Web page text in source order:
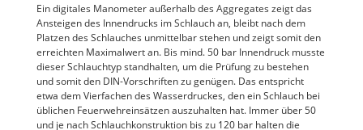
Ein digitales Manometer außerhalb des Aggregates zeigt das
Ansteigen des Innendrucks im Schlauch an, bleibt nach dem
Platzen des Schlauches unmittelbar stehen und zeigt somit den
erreichten Maximalwert an. Bis mind. 50 bar Innendruck musste
dieser Schlauchtyp standhalten, um die Prüfung zu bestehen
und somit den DIN-Vorschriften zu genügen. Das entspricht
etwa dem Vierfachen des Wasserdruckes, den ein Schlauch bei
üblichen Feuerwehreinsätzen auszuhalten hat. Immer über 50
und je nach Schlauchkonstruktion bis zu 120 bar halten die